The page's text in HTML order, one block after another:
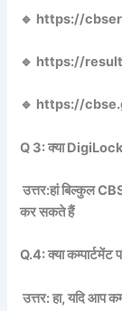
🔹 https://
🔹 https://
🔹 https://
Q 3: क्या
उत्तर:हां बिल्कुल
कर सकते हैं
Q.4: क्या
उत्तर: हा, यदि आप